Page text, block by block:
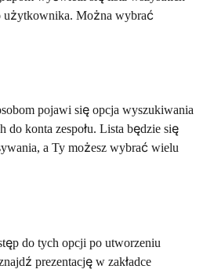
użytkownika. Można wybrać
pojawi się opcja wyszukiwania
konta zespołu. Lista będzie się
a Ty możesz wybrać wielu
do tych opcji po utworzeniu
prezentację w zakładce